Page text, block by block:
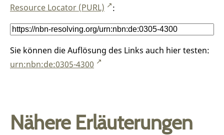
Resource Locator (PURL)
:
Sie können die Auflösung des Links auch hier testen:
urn:nbn:de:0305-4300
Nähere Erläuterungen